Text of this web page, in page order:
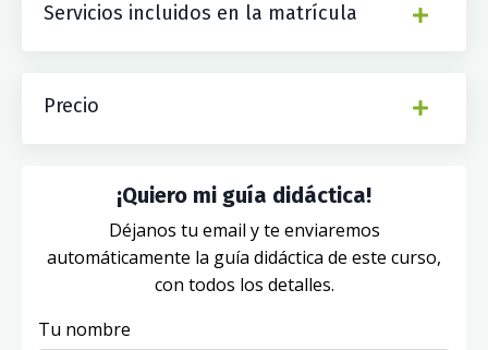
Servicios incluidos en la matrícula
Precio
¡Quiero mi guía didáctica!
Déjanos tu email y te enviaremos
automáticamente la guía didáctica de este curso,
con todos los detalles.
Tu nombre